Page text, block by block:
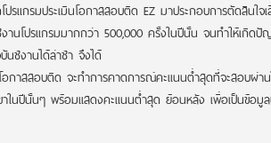
ปรแกรมประเมินโอกาสสอบติด EZ มาประกอบการตัดสินใ
านโปรแกรมมากกว่า 500,000 ครั้งในปีนั้น จนทำให้เกิดปั
นช้งานได้ล่าช้า จึงได้
โอกาสสอบติด จะทำการคาดการณ์คะแนนต่ำสุดที่จะสอบผ่า
ในปีนั้นๆ พร้อมแสดงคะแนนต่ำสุด ย้อนหลัง เพื่อเป็นข้อมู